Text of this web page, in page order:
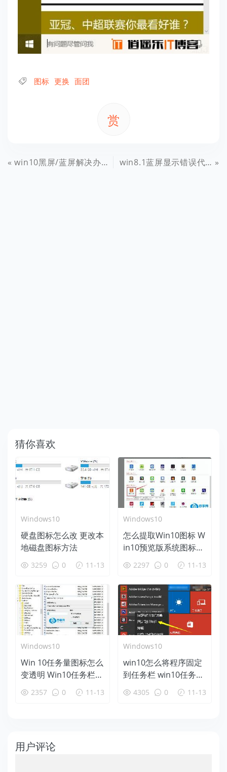
图标 更换 面团
赏
win10黑屏/蓝屏解决办法 win10升级后黑屏/蓝屏怎么办 win8.1蓝屏显示错误代码“page fault in nonpaged area”的解决方法
猜你喜欢
Windows10
硬盘图标怎么改 更改本
地磁盘图标方法
3259 0 11-13
Windows10
怎么提取Win10图标 W
in10预览版系统图标提
取教程2297 0 11-13
Windows10
Win 10任务量图标怎么
变透明 Win10任务栏应
用图标底色透明详细教
程
2357 0 11-13
Windows10
win10怎么将程序固定
到任务栏 win10任务栏
添加应用图标方法
4305 0 11-13
用户评论